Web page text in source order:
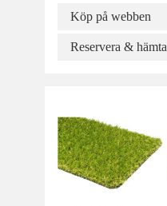
Köp på webben
Reservera & hämta